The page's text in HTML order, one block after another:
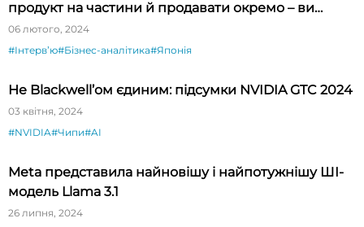
продукт на частини й продавати окремо – ви
будете вражені»
06 лютого, 2024
#Інтервʼю#Бізнес-аналітика#Японія
Не Blackwell’ом єдиним: підсумки NVIDIA GTC 2024
03 квітня, 2024
#NVIDIA#Чипи#AI
Meta представила найновішу і найпотужнішу ШІ-
модель Llama 3.1
26 липня, 2024